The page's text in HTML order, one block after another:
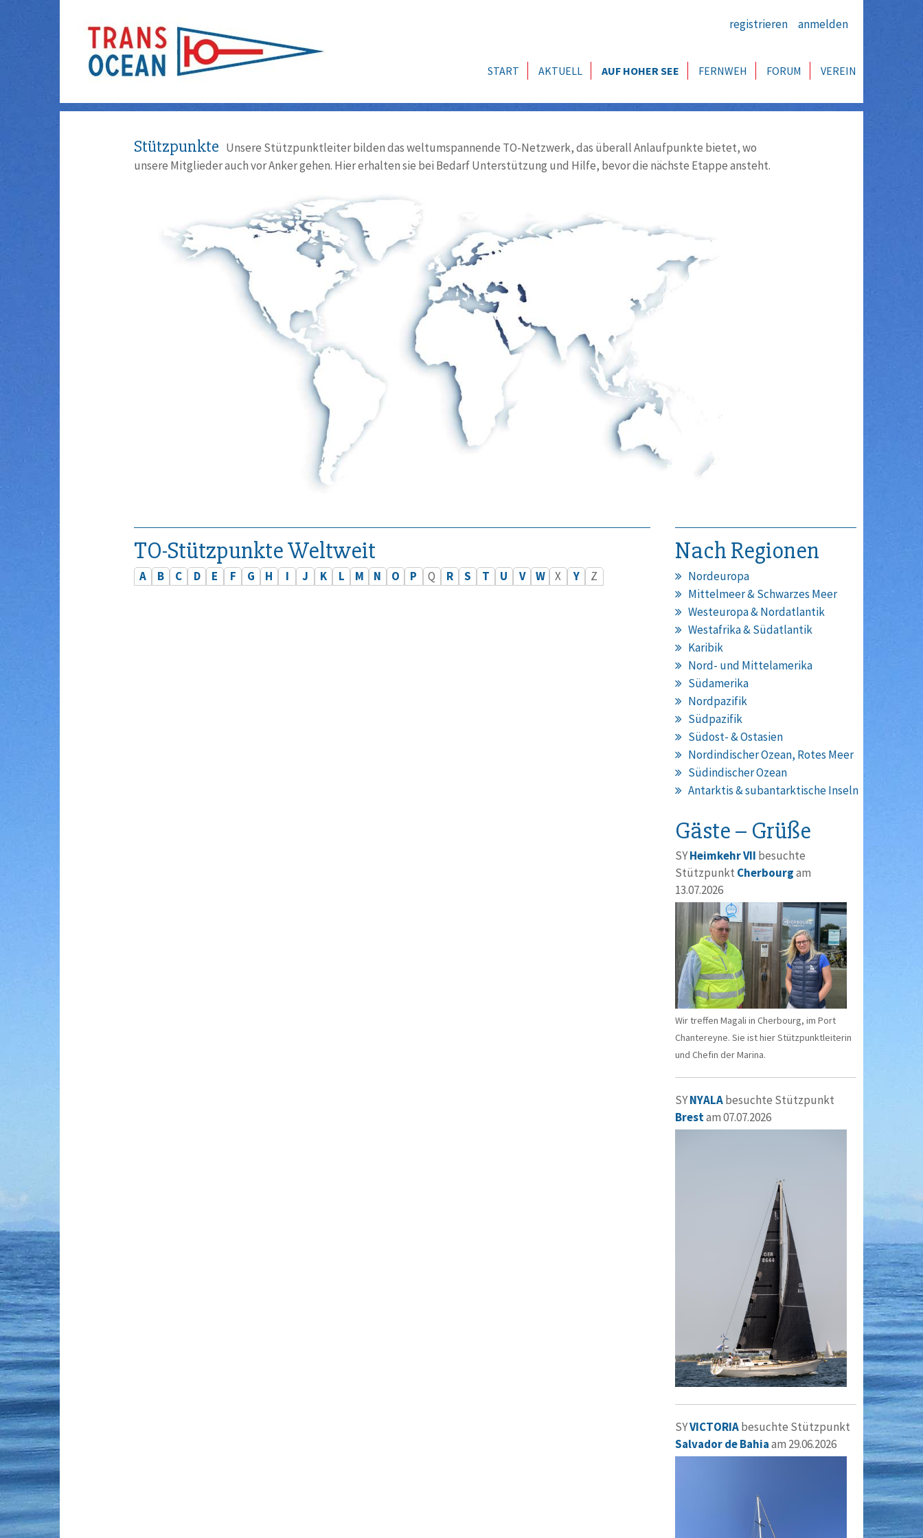
registrieren anmelden
START AKTUELL AUF HOHER SEE FERNWEH FORUM VEREIN
Stützpunkte Unsere Stützpunktleiter bilden das weltumspannende TO-Netzwerk, das überall Anlaufpunkte bietet, wo
unsere Mitglieder auch vor Anker gehen. Hier erhalten sie bei Bedarf Unterstützung und Hilfe, bevor die nächste Etappe ansteht.
TO-Stützpunkte Weltweit
A B C D E F G H I J K L M N O P Q R S T U V W X Y Z
Nach Regionen
Nordeuropa
Mittelmeer & Schwarzes Meer
Westeuropa & Nordatlantik
Westafrika & Südatlantik
Karibik
Nord- und Mittelamerika
Südamerika
Nordpazifik
Südpazifik
Südost- & Ostasien
Nordindischer Ozean, Rotes Meer
Südindischer Ozean
Antarktis & subantarktische Inseln
Gäste – Grüße
SYHeimkehr VII besuchte
Stützpunkt Cherbourgam
13.07.2026
Wir treffen Magali in Cherbourg, im Port
Chantereyne. Sie ist hier Stützpunktleiterin
und Chefin der Marina.
SYNYALAbesuchte Stützpunkt
Brestam 07.07.2026
SYVICTORIAbesuchte Stützpunkt
Salvador de Bahiaam 29.06.2026